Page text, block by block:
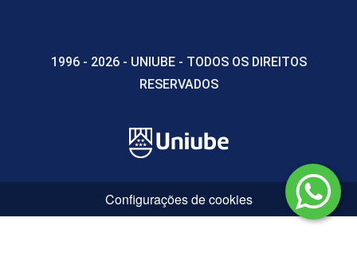
1996 - 2026 - UNIUBE - TODOS OS DIREITOS
RESERVADOS
Configurações de cookies